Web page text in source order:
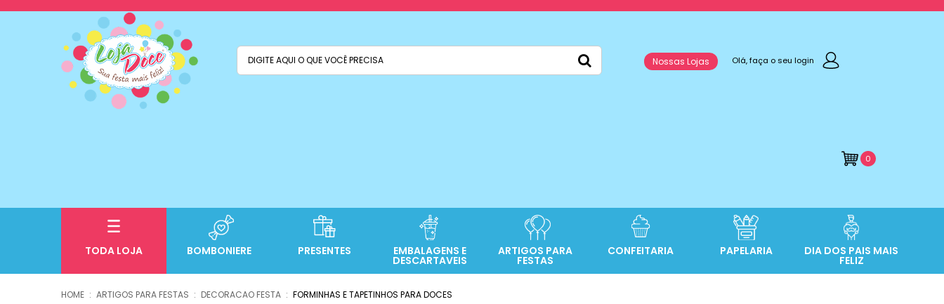
Nossas Lojas Olá, faça o seu login
0
TODA LOJA BOMBONIERE PRESENTES EMBALAGENS E
DESCARTAVEIS
ARTIGOS PARA
FESTAS
CONFEITARIA PAPELARIA DIA DOS PAIS MAIS
FELIZ
ARTIGOS PARA FESTAS DECORACAO FESTA FORMINHAS E TAPETINHOS PARA DOCES